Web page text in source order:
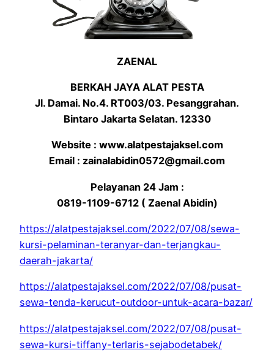
ZAENAL
BERKAH JAYA ALAT PESTA
Jl. Damai. No.4. RT003/03. Pesanggrahan.
Bintaro Jakarta Selatan. 12330
Website : www.alatpestajaksel.com
Email : zainalabidin0572@gmail.com
Pelayanan 24 Jam :
0819-1109-6712 ( Zaenal Abidin)
https://alatpestajaksel.com/2022/07/08/sewa-
kursi-pelaminan-teranyar-dan-terjangkau-
daerah-jakarta/
https://alatpestajaksel.com/2022/07/08/pusat-
sewa-tenda-kerucut-outdoor-untuk-acara-bazar/
https://alatpestajaksel.com/2022/07/08/pusat-
sewa-kursi-tiffany-terlaris-sejabodetabek/